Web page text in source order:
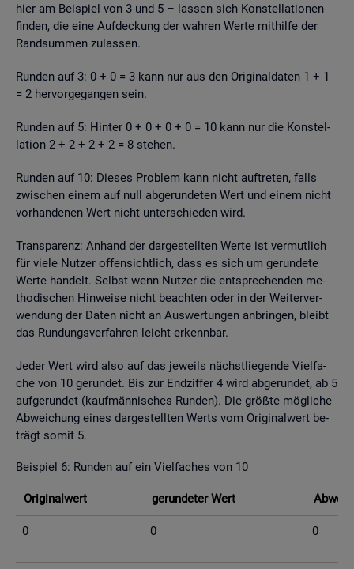
hier am Bei­spiel von 3 und 5 – las­sen sich Kon­stel­la­tio­nen
fin­den, die eine Auf­de­ckung der wah­ren Werte mit­hil­fe der
Rand­sum­men zu­las­sen.
Run­den auf 3: 0 + 0 = 3 kann nur aus den Ori­gi­nal­da­ten 1 + 1
= 2 her­vor­ge­gan­gen sein.
Run­den auf 5: Hin­ter 0 + 0 + 0 + 0 = 10 kann nur die Kon­stel­
la­ti­on 2 + 2 + 2 + 2 = 8 ste­hen.
Run­den auf 10: Die­ses Pro­blem kann nicht auf­tre­ten, falls
zwi­schen einem auf null ab­ge­run­de­ten Wert und einem nicht
vor­han­de­nen Wert nicht un­ter­schie­den wird.
Trans­pa­renz: An­hand der dar­ge­stell­ten Werte ist ver­mut­lich
für viele Nut­zer of­fen­sicht­lich, dass es sich um ge­run­de­te
Werte han­delt. Selbst wenn Nut­zer die ent­spre­chen­den me­
tho­di­schen Hin­wei­se nicht be­ach­ten oder in der Wei­ter­ver­
wen­dung der Daten nicht an Aus­wer­tun­gen an­brin­gen, bleibt
das Run­dungs­ver­fah­ren leicht er­kenn­bar.
Jeder Wert wird also auf das je­weils nächst­lie­gen­de Viel­fa­
che von 10 ge­run­det. Bis zur End­zif­fer 4 wird ab­ge­run­det, ab 5
auf­ge­run­det (kauf­män­ni­sches Run­den). Die grö­ß­te mög­li­che
Ab­wei­chung eines dar­ge­stell­ten Werts vom Ori­gi­nal­wert be­
trägt somit 5.
Bei­spiel 6: Run­den auf ein Viel­fa­ches von 10
Ori­gi­nal­wert ge­run­de­ter Wert
0 0 0